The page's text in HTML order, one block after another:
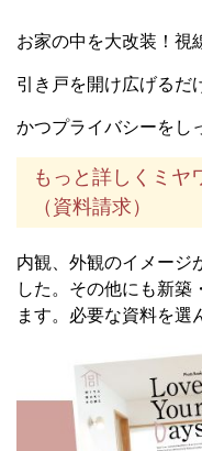
お家の中を大改装！視
引き戸を開け広げるだ
かつプライバシーをし
もっと詳しくミヤ
（資料請求）
内観、外観のイメージ
した。その他にも新築
ます。必要な資料を選